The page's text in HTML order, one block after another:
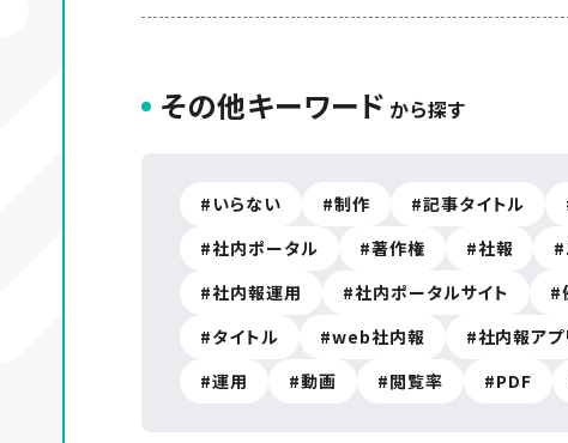
その他キーワード から探す
いらない 制作 記事タイトル
社内ポータル
著作権 社報
社内報運用
社内ポータルサイト
タイトル
web社内報 社内報アプ
運用
動画 閲覧率 PDF